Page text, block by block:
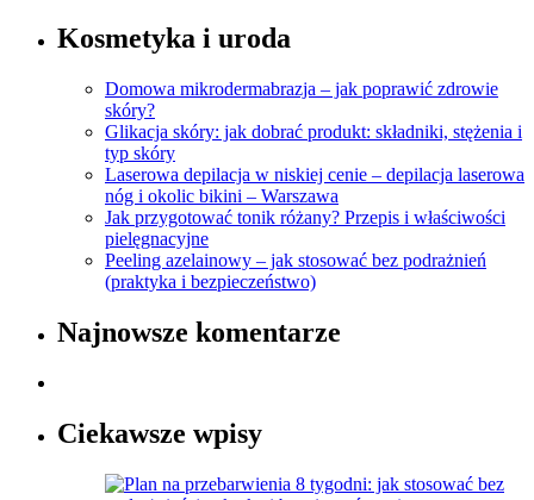
Kosmetyka i uroda
Domowa mikrodermabrazja – jak poprawić zdrowie
skóry?
Glikacja skóry: jak dobrać produkt: składniki, stężenia i
typ skóry
Laserowa depilacja w niskiej cenie – depilacja laserowa
nóg i okolic bikini – Warszawa
Jak przygotować tonik różany? Przepis i właściwości
pielęgnacyjne
Peeling azelainowy – jak stosować bez podrażnień
(praktyka i bezpieczeństwo)
Najnowsze komentarze
Ciekawsze wpisy